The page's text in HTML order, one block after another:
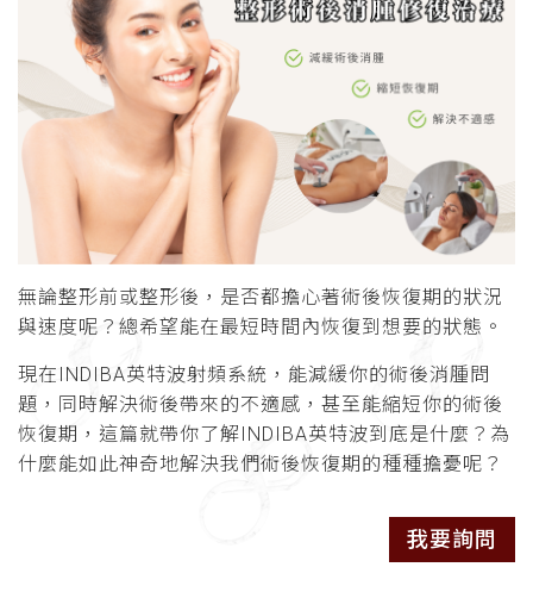
無論整形前或整形後，是否都擔心著術後恢復期的狀況
與速度呢？總希望能在最短時間內恢復到想要的狀態。
現在INDIBA英特波射頻系統，能減緩你的術後消腫問
題，同時解決術後帶來的不適感，甚至能縮短你的術後
恢復期，這篇就帶你了解INDIBA英特波到底是什麼？為
什麼能如此神奇地解決我們術後恢復期的種種擔憂呢？
我要詢問